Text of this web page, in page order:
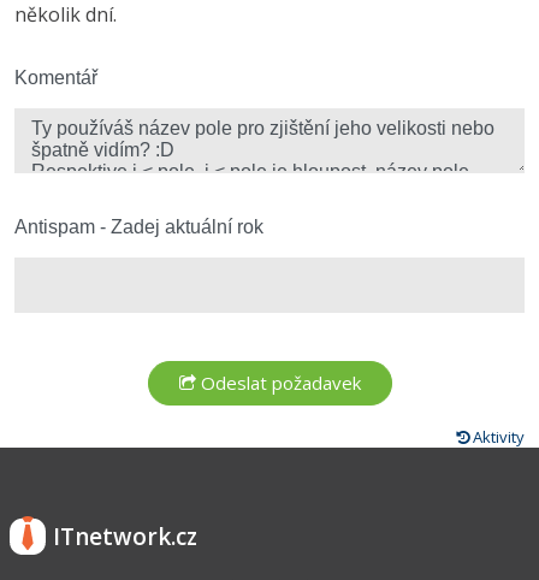
Fórum
Kybernetická bezpečnost
několik dní.
Komentář
Antispam - Zadej aktuální rok
Aktivity
ITnetwork.cz